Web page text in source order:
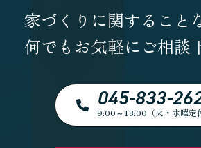
家づくりに関すること
何でもお気軽にご相談
045-833-
9:00～18:00（火・水曜定